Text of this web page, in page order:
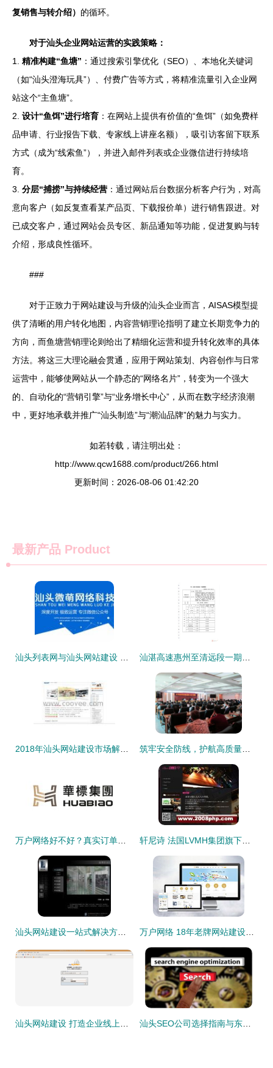
复销售与转介绍） 的循环。
对于汕头企业网站运营的实践策略：
1. 精准构建“鱼塘” ：通过搜索引擎优化（SEO）、本地化关键词
（如“汕头澄海玩具”）、付费广告等方式，将精准流量引入企业网
站这个“主鱼塘”。
2. 设计“鱼饵”进行培育 ：在网站上提供有价值的“鱼饵”（如免费样
品申请、行业报告下载、专家线上讲座名额），吸引访客留下联系
方式（成为“线索鱼”），并进入邮件列表或企业微信进行持续培
育。
3. 分层“捕捞”与持续经营 ：通过网站后台数据分析客户行为，对高
意向客户（如反复查看某产品页、下载报价单）进行销售跟进。对
已成交客户，通过网站会员专区、新品通知等功能，促进复购与转
介绍，形成良性循环。
###
对于正致力于网站建设与升级的汕头企业而言，AISAS模型提
供了清晰的用户转化地图，内容营销理论指明了建立长期竞争力的
方向，而鱼塘营销理论则给出了精细化运营和提升转化效率的具体
方法。将这三大理论融会贯通，应用于网站策划、内容创作与日常
运营中，能够使网站从一个静态的“网络名片”，转变为一个强大
的、自动化的“营销引擎”与“业务增长中心”，从而在数字经济浪潮
中，更好地承载并推广“汕头制造”与“潮汕品牌”的魅力与实力。
如若转载，请注明出处：
http://www.qcw1688.com/product/266.html
更新时间：2026-08-06 01:42:20
最新产品 Product
汕头列表网与汕头网站建设 打造本地化网络服务的新生态 汕湛高速惠州至清远段一期建设推进 佛冈县政府信息公开平台助力透明管理
2018年汕头网站建设市场解析 现代互联IDC服务商品牌及最新价格指南 筑牢安全防线，护航高质量发展——市住建局召开全市房屋市政工程施工安全生产提醒会
万户网络好不好？真实订单说了算，来我们的业务动态看汕头网站建设 轩尼诗 法国LVMH集团旗下的干邑艺术，源于爱尔兰人李察·轩尼诗的世纪传承
汕头网站建设一站式解决方案 从策划到运营的全面展示 万户网络 18年老牌网站建设公司，深耕广深汕的专业网站设计与开发服务
汕头网站建设 打造企业线上门户与小程序更新的重要性 汕头SEO公司选择指南与东莞SEO服务对比解析